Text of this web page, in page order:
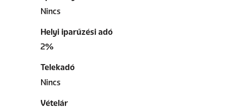
Nincs
Helyi iparűzési adó
2%
Telekadó
Nincs
Vételár